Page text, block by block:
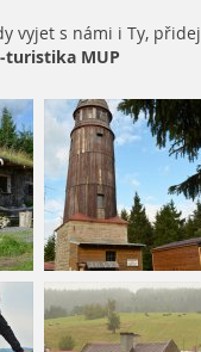
vyjet s námi i Ty,
turistika MUP